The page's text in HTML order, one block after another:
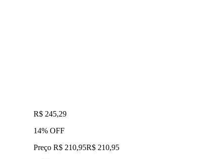
R$ 245,29
14% OFF
Preço R$ 210,95R$ 210,95